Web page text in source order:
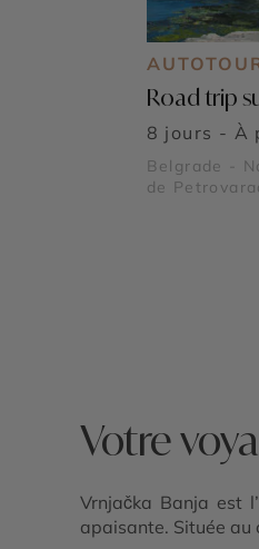
Road trip
8 jours - À
Belgrade -
de
Votre
Vrnjačka Banja est
apaisante. Située